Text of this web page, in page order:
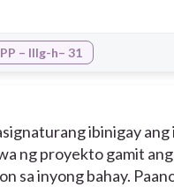
– IIIg-h– 31
ibinigay
ng proyekto gamit
sa inyong bahay.